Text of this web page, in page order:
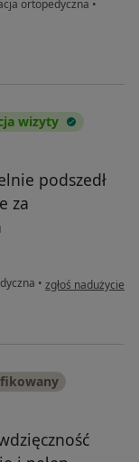
ortopedyczna •
wizyty
podszedł
za
• w opinii
zgłoś nadużycie